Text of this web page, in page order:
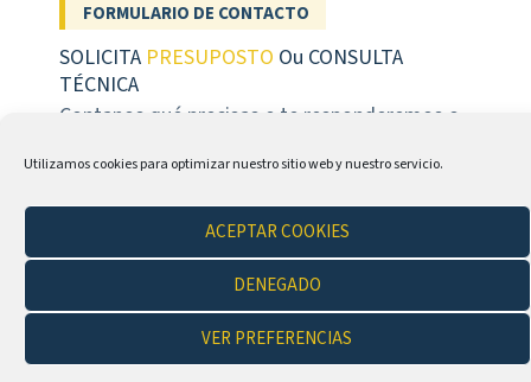
Utilizamos cookies para optimizar nuestro sitio web y nuestro servicio.
ACEPTAR COOKIES
DENEGADO
VER PREFERENCIAS
FORMULARIO DE CONTACTO
SOLICITA PRESUPOSTO Ou CONSULTA
TÉCNICA
Contanos qué precisas e te responderemos o
EMPRESA